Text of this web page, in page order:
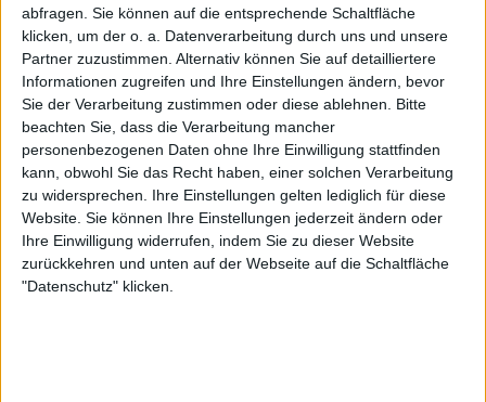
abfragen. Sie können auf die entsprechende Schaltfläche
klicken, um der o. a. Datenverarbeitung durch uns und unsere
Partner zuzustimmen. Alternativ können Sie auf detailliertere
Informationen zugreifen und Ihre Einstellungen ändern, bevor
Sie der Verarbeitung zustimmen oder diese ablehnen.
Bitte
beachten Sie, dass die Verarbeitung mancher
personenbezogenen Daten ohne Ihre Einwilligung stattfinden
kann, obwohl Sie das Recht haben, einer solchen Verarbeitung
zu widersprechen. Ihre Einstellungen gelten lediglich für diese
Website. Sie können Ihre Einstellungen jederzeit ändern oder
Ihre Einwilligung widerrufen, indem Sie zu dieser Website
zurückkehren und unten auf der Webseite auf die Schaltfläche
"Datenschutz" klicken.
Ich habe auf eurer Homepage gesehen, dass ihr keine
Gigs in Planung habt?!? Spielt ihr nicht gerne live oder
habt ihr einfach keine Zeit? Ist denn eine Tour zur
Promotion des neuen Albums geplant?
Ein Gig ist immer sehr viel Arbeit und irgendwie geben uns
Auftritte nicht so wirklich viel. Aber vielleicht werden wir
in Zukunft ein paar Shows spielen, haltet einfach auf
unserer Homepage Ausschau danach, man weiß ja nie…
Was mögt und hasst ihr am meisten, wenn es um Gigs
geht? Habt ihr Lieblingsbands, mit denen ihr gerne